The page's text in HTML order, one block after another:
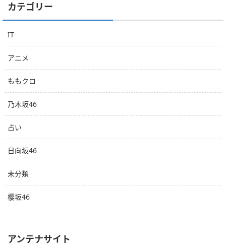
カテゴリー
IT
アニメ
ももクロ
乃木坂46
占い
日向坂46
未分類
櫻坂46
アンテナサイト